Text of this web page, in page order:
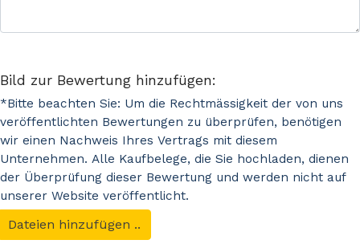
Bild zur Bewertung hinzufügen:
*Bitte beachten Sie: Um die Rechtmässigkeit der von uns
veröffentlichten Bewertungen zu überprüfen, benötigen
wir einen Nachweis Ihres Vertrags mit diesem
Unternehmen. Alle Kaufbelege, die Sie hochladen, dienen
der Überprüfung dieser Bewertung und werden nicht auf
unserer Website veröffentlicht.
Dateien hinzufügen ..